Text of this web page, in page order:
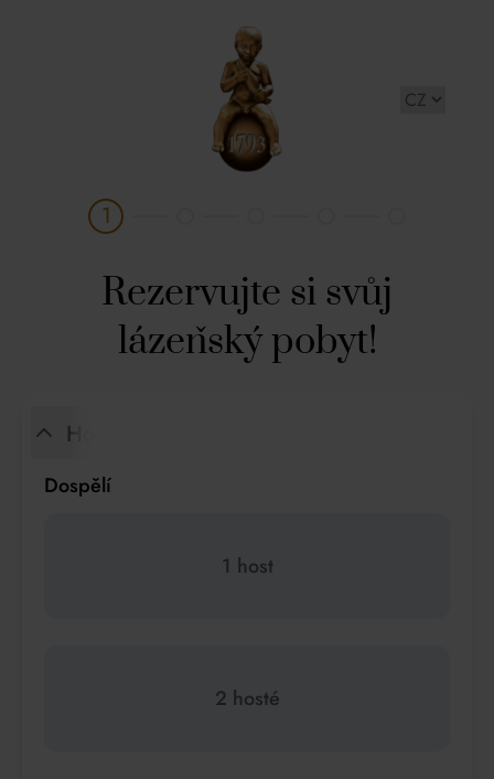
1
Rezervujte si svůj
lázeňský pobyt!
Hosté
Dospělí
1 host
2 hosté